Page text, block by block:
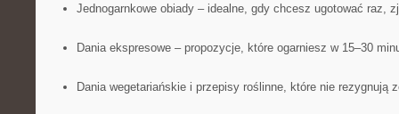
Jednogarnkowe obiady – idealne, gdy chcesz ugotować raz,
Dania ekspresowe – propozycje, które ogarniesz w 15–30
Dania wegetariańskie i przepisy roślinne, które nie rezygnują